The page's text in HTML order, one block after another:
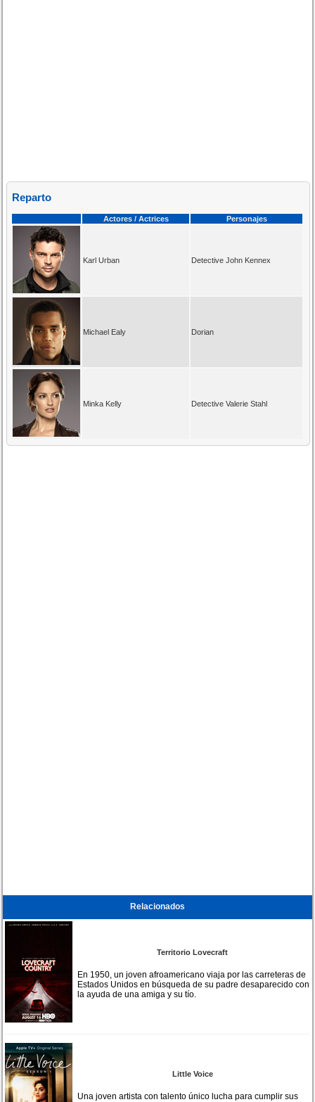
Reparto
Actores / Actrices Personajes
Karl Urban Detective John Kennex
Michael Ealy Dorian
Minka Kelly Detective Valerie Stahl
Relacionados
Territorio Lovecraft
En 1950, un joven afroamericano viaja por las carreteras de
Estados Unidos en búsqueda de su padre desaparecido con
la ayuda de una amiga y su tío.
Little Voice
Una joven artista con talento único lucha para cumplir sus